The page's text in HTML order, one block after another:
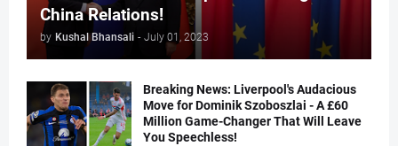
China Relations!
by Kushal Bhansali - July 01, 2023
Breaking News: Liverpool's Audacious
Move for Dominik Szoboszlai - A £60
Million Game-Changer That Will Leave
You Speechless!